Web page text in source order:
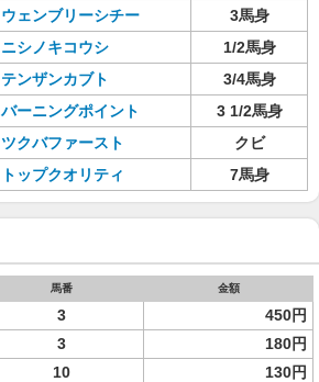
ウェンブリーシチー
3馬身
ニシノキコウシ
1/2馬身
テンザンカブト
3/4馬身
バーニングポイント
3 1/2馬身
ツクバファースト
クビ
トップクオリティ 7馬身
馬番 金額
3 450円
3
180円
10
130円